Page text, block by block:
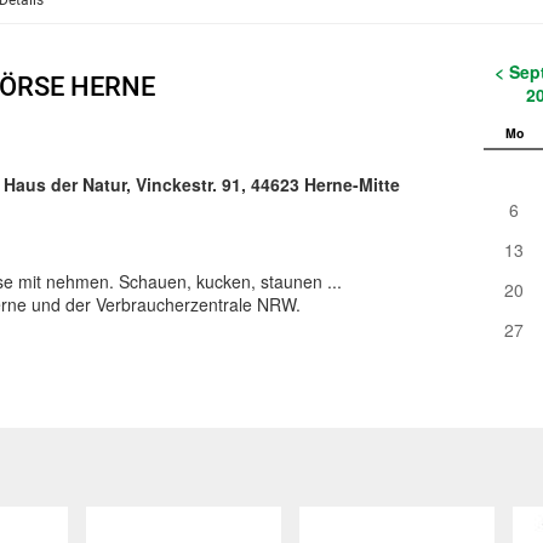
HERNE
der Natur, Vinckestr. 91, 44623 Herne-Mitte
mit nehmen. Schauen, kucken, staunen ...
und der Verbraucherzentrale NRW.
<
Mo
6
13
20
27